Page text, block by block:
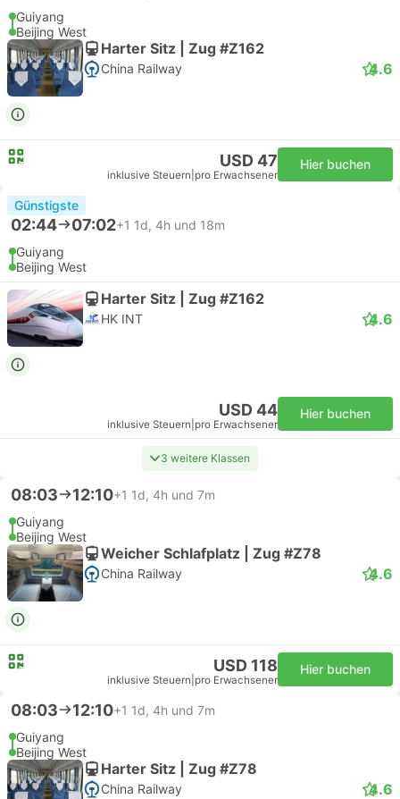
Guiyang
Beijing West
Harter Sitz | Zug #Z162
China Railway 4.6
USD 47
inklusive Steuern pro Erwachsener
Hier buchen
Günstigste
02:44 07:02+1 1d, 4h und 18m
Guiyang
Beijing West
Harter Sitz | Zug #Z162
HK INT 4.6
USD 44
inklusive Steuern pro Erwachsener
Hier buchen
3 weitere Klassen
08:03 12:10+1 1d, 4h und 7m
Guiyang
Beijing West
Weicher Schlafplatz | Zug #Z78
China Railway 4.6
USD 118
inklusive Steuern pro Erwachsener
Hier buchen
08:03 12:10+1 1d, 4h und 7m
Guiyang
Beijing West
Harter Sitz | Zug #Z78
China Railway 4.6